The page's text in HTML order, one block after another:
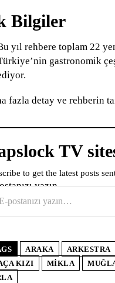
Bilgiler
yıl rehbere toplam 22
gastronomik
fazla detay ve rehberin
TV
to get the latest posts
yazın…
ARAKA ARKESTRA
KIZI
MIKLA